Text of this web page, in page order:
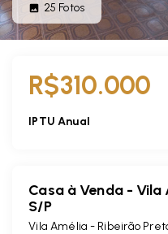
25 Fotos
R$310.000
IPTU Anual
Casa à Venda -
S/P
Vila Amélia - Ribeirão